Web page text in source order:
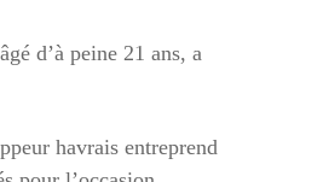
d’à peine 21 ans, a
havrais entreprend